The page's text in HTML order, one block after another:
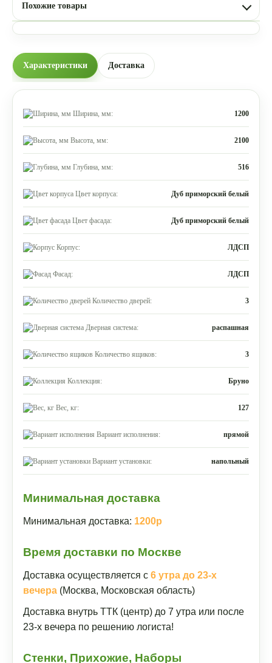
Похожие товары
Характеристики Доставка
Ширина, мм: 1200
Высота, мм: 2100
Глубина, мм: 516
Цвет корпуса: Дуб приморский белый
Цвет фасада: Дуб приморский белый
Корпус: ЛДСП
Фасад: ЛДСП
Количество дверей: 3
Дверная система: распашная
Количество ящиков: 3
Коллекция: Бруно
Вес, кг: 127
Вариант исполнения: прямой
Вариант установки: напольный
Минимальная доставка
Минимальная доставка: 1200р
Время доставки по Москве
Доставка осуществляется с 6 утра до 23-х
вечера (Москва, Московская область)
Доставка внутрь ТТК (центр) до 7 утра или после
23-х вечера по решению логиста!
Стенки, Прихожие, Наборы